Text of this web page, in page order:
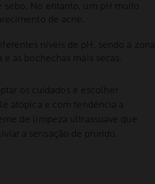
sebo. No entanto, um pH muito
de acne.
níveis de pH, sendo a zona
as bochechas mais secas.
os cuidados e escolher
atópica e com tendência a
de limpeza ultrassuave que
a sensação de prurido,